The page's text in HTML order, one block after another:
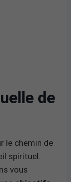
de
le chemin de
spirituel.
vous